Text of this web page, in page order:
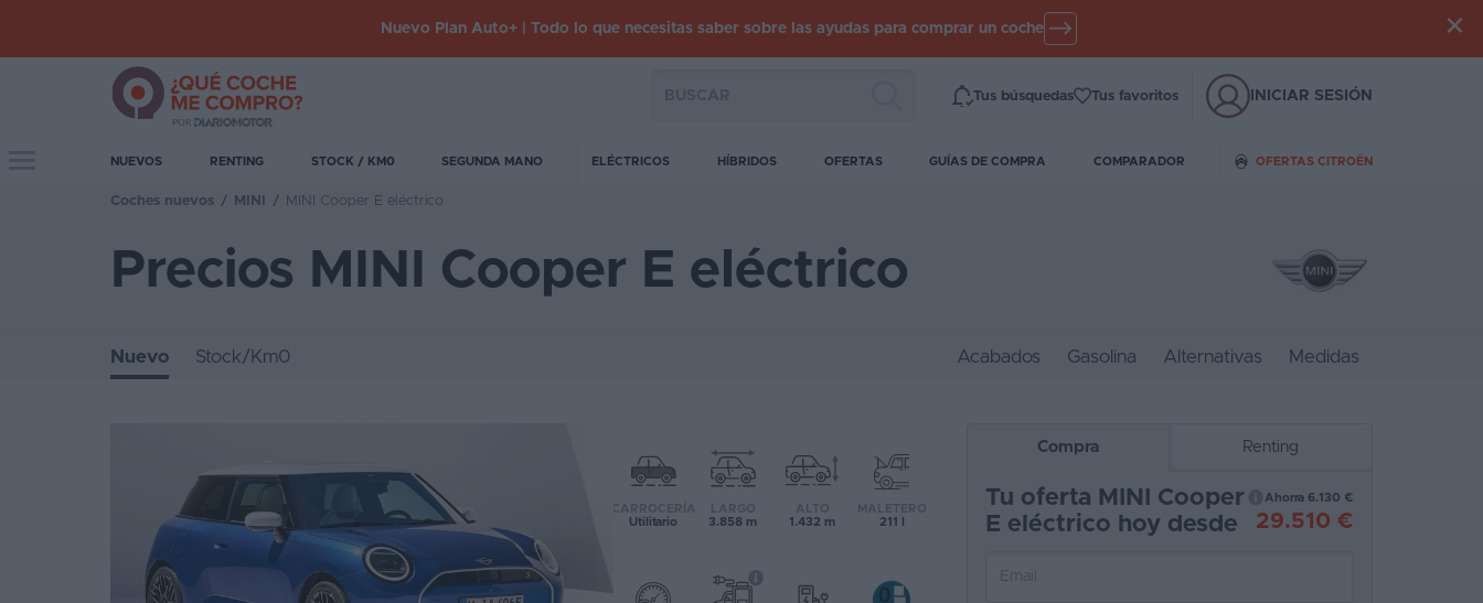
Suscripción
Nuevo Plan Auto+ | Todo lo que necesitas saber sobre las ayudas para comprar un coche
Tus búsquedas Tus favoritos INICIAR SESIÓN
NUEVOS RENTING STOCK / KM0 SEGUNDA MANO ELÉCTRICOS HÍBRIDOS OFERTAS GUÍAS DE COMPRA COMPARADOR OFERTAS CITROËN
Coches nuevos / MINI / MINI Cooper E eléctrico
Precios MINI Cooper E eléctrico
Nuevo Stock/Km0 Acabados Gasolina Alternativas Medidas
CARROCERÍA
Utilitario
LARGO
3.858 m
ALTO
1.432 m
MALETERO
211 l
Compra Renting
Tu oferta MINI Cooper
E eléctrico hoy desde
Ahorra 6.130 €
29.510 €